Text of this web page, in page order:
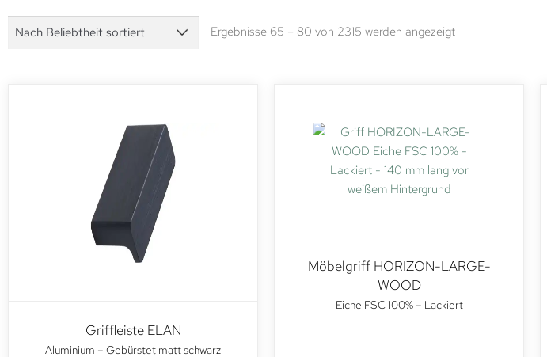
Ergebnisse 65 – 80 von 2315 werden angezeigt
Griffleiste ELAN
Aluminium – Gebürstet matt schwarz
Möbelgriff HORIZON-LARGE-
WOOD
Eiche FSC 100% – Lackiert